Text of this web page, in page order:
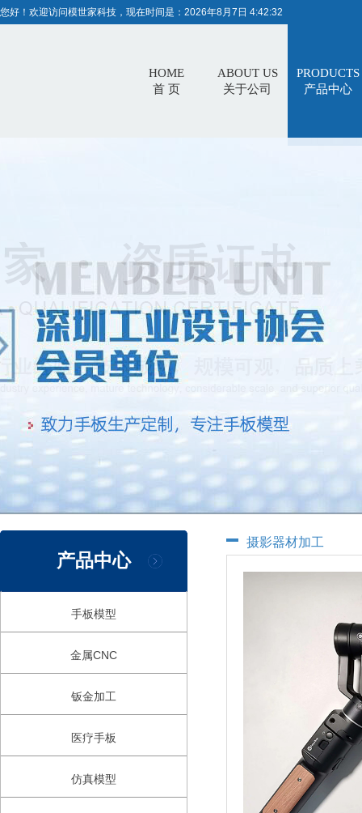
您好！欢迎访问模世家科技，现在时间是： 2026年8月7日 4:42:32
HOME
首 页
ABOUT US
关于公司
PRODUCTS
产品中心
产品中心
手板模型
金属CNC
钣金加工
医疗手板
仿真模型
摄影器材加工